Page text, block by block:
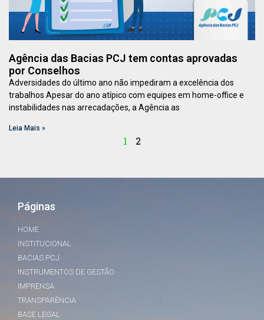
Agência das Bacias PCJ tem contas aprovadas
por Conselhos
Adversidades do último ano não impediram a excelência dos
trabalhos Apesar do ano atípico com equipes em home-office e
instabilidades nas arrecadações, a Agência as
Leia Mais »
1 2
Páginas
HOME
INSTITUCIONAL
BACIAS PCJ
INSTRUMENTOS DE GESTÃO
IMPRENSA
TRANSPARÊNCIA
BASE LEGAL